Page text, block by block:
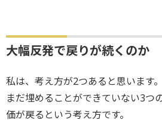
大幅反発で戻りが続くのか
私は、考え方が2つあると思います
まだ埋めることができていない3つ
価が戻るという考え方です。